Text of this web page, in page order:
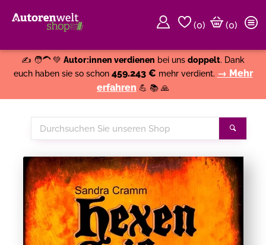
(0)
(0)
✍️ 🧑‍🦱 💚 Autor:innen verdienen bei uns doppelt. Dank
euch haben sie so schon 459.243 € mehr verdient. → Mehr
erfahren 💪 📚 🙏
Durchsuchen
Sie
Shop